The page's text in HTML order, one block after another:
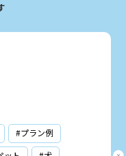
#プラン例